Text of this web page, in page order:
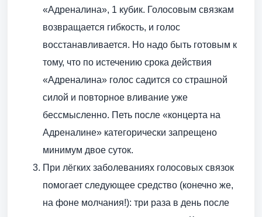
«Адреналина», 1 кубик. Голосовым связкам
возвращается гибкость, и голос
восстанавливается. Но надо быть готовым к
тому, что по истечению срока действия
«Адреналина» голос садится со страшной
силой и повторное вливание уже
бессмысленно. Петь после «концерта на
Адреналине» категорически запрещено
минимум двое суток.
При лёгких заболеваниях голосовых связок
помогает следующее средство (конечно же,
на фоне молчания!): три раза в день после